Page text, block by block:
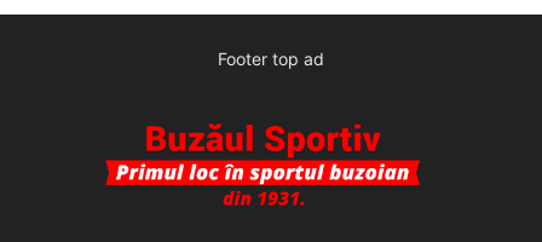
Footer top ad